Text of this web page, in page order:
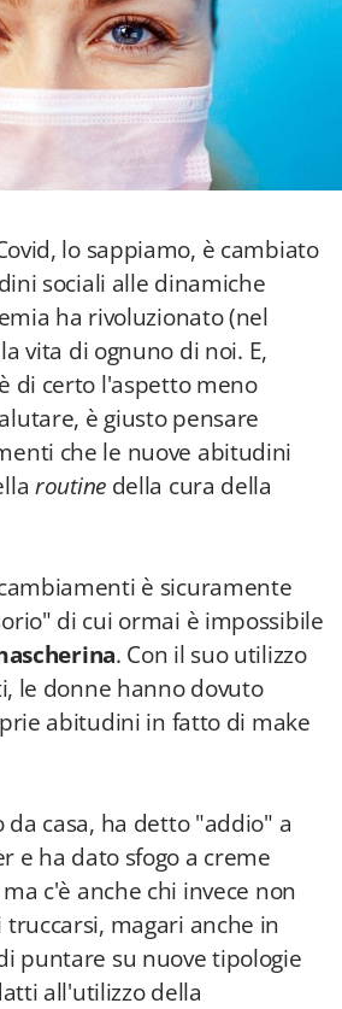
lo sappiamo, è cambiato
sociali alle dinamiche
ha rivoluzionato (nel
vita di ognuno di noi. E,
di certo l'aspetto meno
è giusto pensare
che le nuove abitudini
routine della cura della
è sicuramente
di cui ormai è impossibile
. Con il suo utilizzo
le donne hanno dovuto
abitudini in fatto di make
da casa, ha detto "addio" a
e ha dato sfogo a creme
c'è anche chi invece non
truccarsi, magari anche in
puntare su nuove tipologie
all'utilizzo della